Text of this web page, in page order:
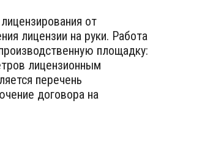
от
лицензии на руки. Работа
площадку:
лицензионным
перечень
договора на